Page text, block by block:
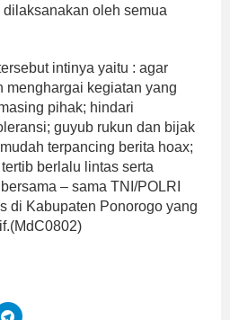
oleh semua
intinya yaitu : agar
menghargai kegiatan yang
pihak; hindari
guyub rukun dan bijak
terpancing berita hoax;
berlalu lintas serta
– sama TNI/POLRI
di Kabupaten Ponorogo yang